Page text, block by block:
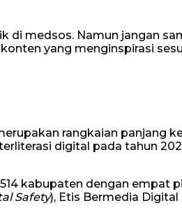
di medsos. Namun jangan
yang menginspirasi
rangkaian panjang
digital pada tahun
kabupaten dengan empat
Safety), Etis Bermedia Digital